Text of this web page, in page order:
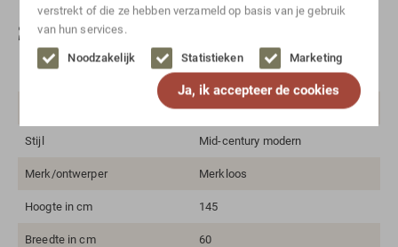
verstrekt of die ze hebben verzameld op basis van je gebruik
van hun services.
Noodzakelijk Statistieken Marketing
Ja, ik accepteer de cookies
Specificaties
Bruin, Creme
Notenhout, Stof
Stijl Mid-century modern
Merk/ontwerper Merkloos
Hoogte in cm 145
Breedte in cm 60